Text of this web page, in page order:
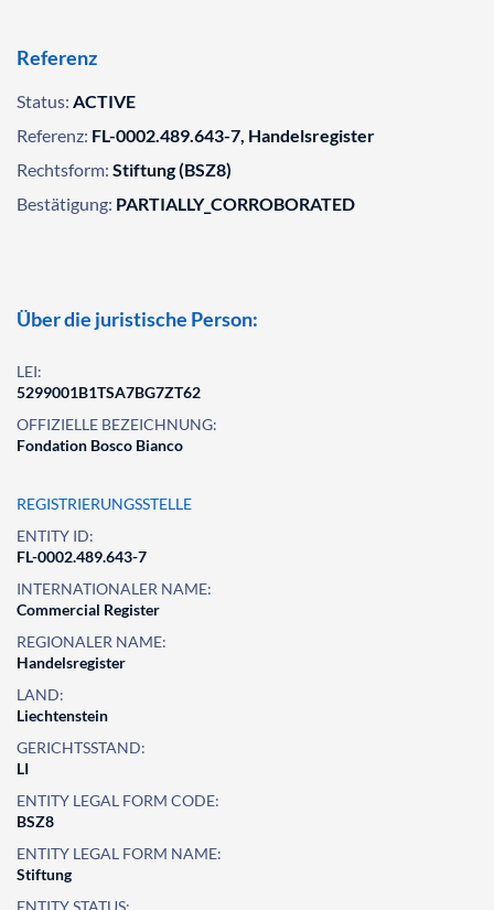
Referenz
Status: ACTIVE
Referenz: FL-0002.489.643-7, Handelsregister
Rechtsform: Stiftung (BSZ8)
Bestätigung: PARTIALLY_CORROBORATED
Über die juristische Person:
LEI:
5299001B1TSA7BG7ZT62
OFFIZIELLE BEZEICHNUNG:
Fondation Bosco Bianco
REGISTRIERUNGSSTELLE
ENTITY ID:
FL-0002.489.643-7
INTERNATIONALER NAME:
Commercial Register
REGIONALER NAME:
Handelsregister
LAND:
Liechtenstein
GERICHTSSTAND:
LI
ENTITY LEGAL FORM CODE:
BSZ8
ENTITY LEGAL FORM NAME:
Stiftung
ENTITY STATUS: